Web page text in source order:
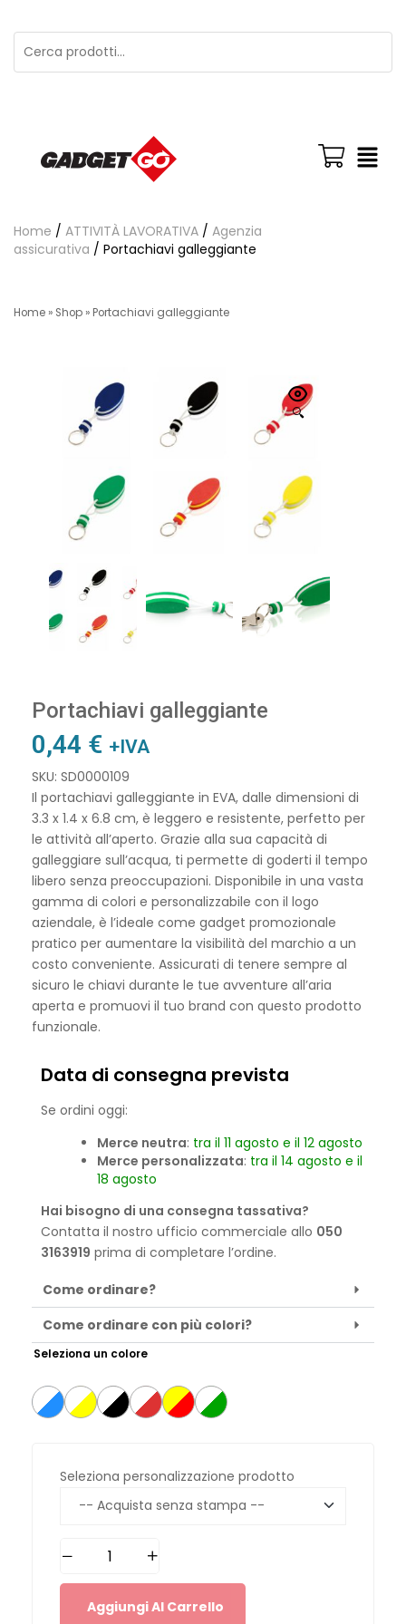
Home / ATTIVITÀ LAVORATIVA / Agenzia
assicurativa / Portachiavi galleggiante
Home » Shop » Portachiavi galleggiante
🔍
Portachiavi galleggiante
0,44 € +IVA
SKU: SD0000109
Il portachiavi galleggiante in EVA, dalle dimensioni di
3.3 x 1.4 x 6.8 cm, è leggero e resistente, perfetto per
le attività all’aperto. Grazie alla sua capacità di
galleggiare sull’acqua, ti permette di goderti il tempo
libero senza preoccupazioni. Disponibile in una vasta
gamma di colori e personalizzabile con il logo
aziendale, è l’ideale come gadget promozionale
pratico per aumentare la visibilità del marchio a un
costo conveniente. Assicurati di tenere sempre al
sicuro le chiavi durante le tue avventure all’aria
aperta e promuovi il tuo brand con questo prodotto
funzionale.
Data di consegna prevista
Se ordini oggi:
Merce neutra: tra il 11 agosto e il 12 agosto
Merce personalizzata: tra il 14 agosto e il
18 agosto
Hai bisogno di una consegna tassativa?
Contatta il nostro ufficio commerciale allo 050
3163919 prima di completare l’ordine.
Come ordinare?
Come ordinare con più colori?
Seleziona un colore
Seleziona personalizzazione prodotto
Aggiungi Al Carrello